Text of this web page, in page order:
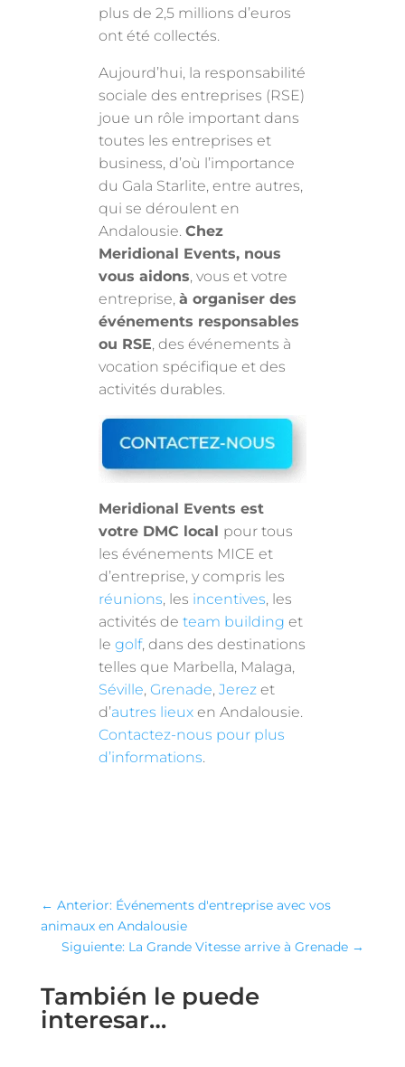
plus de 2,5 millions d’euros
ont été collectés.
Aujourd’hui, la responsabilité
sociale des entreprises (RSE)
joue un rôle important dans
toutes les entreprises et
business, d’où l’importance
du Gala Starlite, entre autres,
qui se déroulent en
Andalousie.Chez
Meridional Events, nous
vous aidons, vous et votre
entreprise,à organiser des
événements responsables
ou RSE, des événements à
vocation spécifique et des
activités durables.
Meridional Events est
votre DMC local pour tous
les événements MICE et
d’entreprise, y compris les
réunions, les incentives, les
activités deteam building et
legolf, dans des destinations
telles que Marbella, Malaga,
Séville, Grenade,Jerez et
d’autres lieux en Andalousie.
Contactez-nous pour plus
d’informations.
← Anterior: Événements d'entreprise avec vos
animaux en Andalousie
Siguiente: La Grande Vitesse arrive à Grenade →
También le puede
interesar…